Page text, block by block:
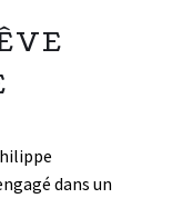
dans un